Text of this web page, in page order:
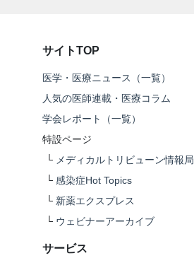
サイトTOP
医学・医療ニュース（一覧）
人気の医師連載・医療コラム
学会レポート（一覧）
特設ページ
└ メディカルトリビューン情報局
└ 感染症Hot Topics
└ 新薬エクスプレス
└ ウェビナーアーカイブ
サービス